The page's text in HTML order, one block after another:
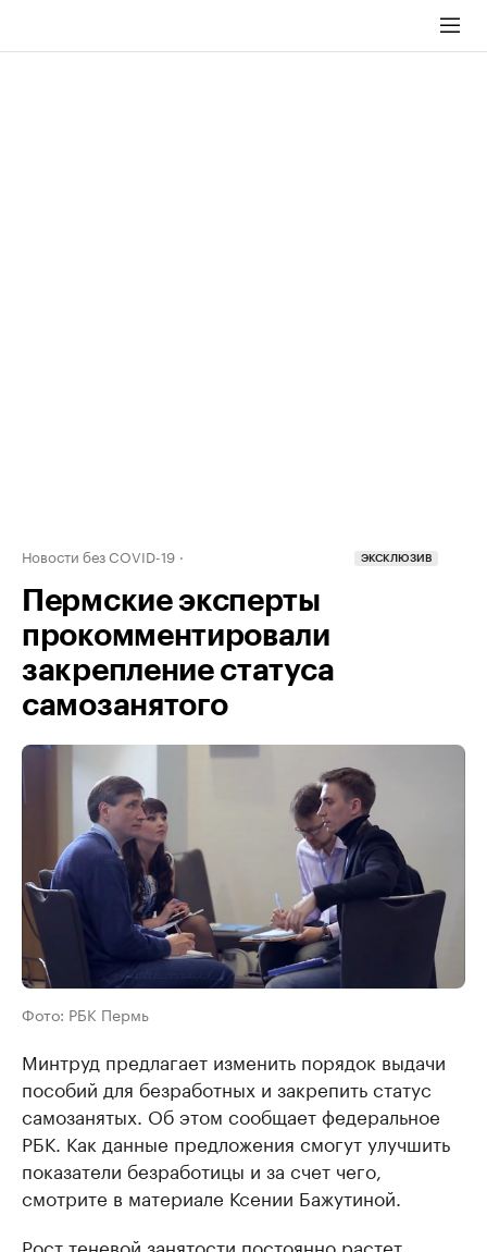
Новости без COVID-19 ЭКСКЛЮЗИВ
Пермские эксперты
прокомментировали
закрепление статуса
самозанятого
Фото: РБК Пермь
Минтруд предлагает изменить порядок выдачи
пособий для безработных и закрепить статус
самозанятых. Об этом сообщает федеральное
РБК. Как данные предложения смогут улучшить
показатели безработицы и за счет чего,
смотрите в материале Ксении Бажутиной.
Рост теневой занятости постоянно растет,